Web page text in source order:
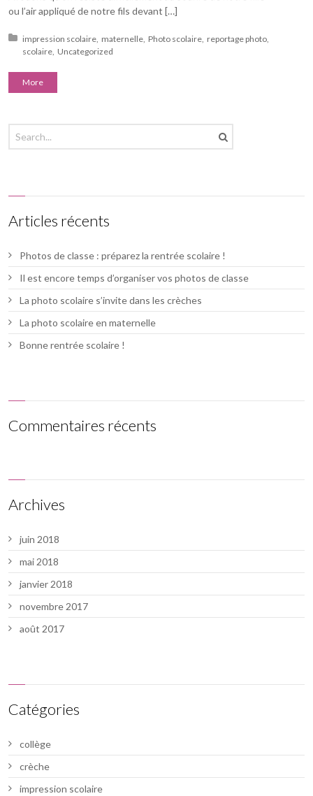
ou l’air appliqué de notre fils devant […]
Posted in:
impression scolaire maternelle Photo scolaire reportage photo
scolaire Uncategorized
More
Articles récents
Photos de classe : préparez la rentrée scolaire !
Il est encore temps d’organiser vos photos de classe
La photo scolaire s’invite dans les crèches
La photo scolaire en maternelle
Bonne rentrée scolaire !
Commentaires récents
Archives
juin 2018
mai 2018
janvier 2018
novembre 2017
août 2017
Catégories
collège
crèche
impression scolaire